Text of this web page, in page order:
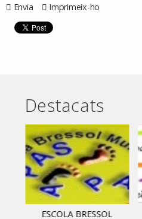
Envia Imprimeix-ho
Destacats
ESCOLA BRESSOL